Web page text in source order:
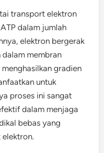
transport elektron
dalam jumlah
elektron bergerak
membran
gradien
untuk
proses ini sangat
dalam menjaga
bebas yang
elektron.